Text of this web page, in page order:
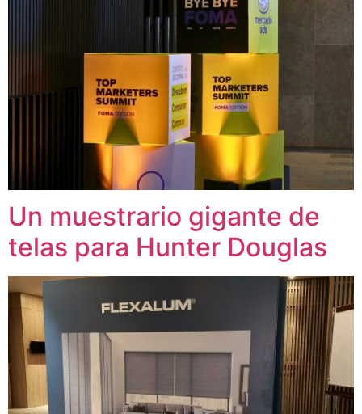
Un muestrario gigante de
telas para Hunter Douglas